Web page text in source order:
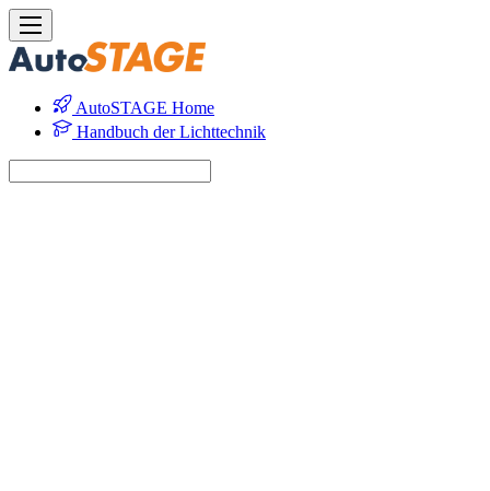
AutoSTAGE Home
Handbuch der Lichttechnik